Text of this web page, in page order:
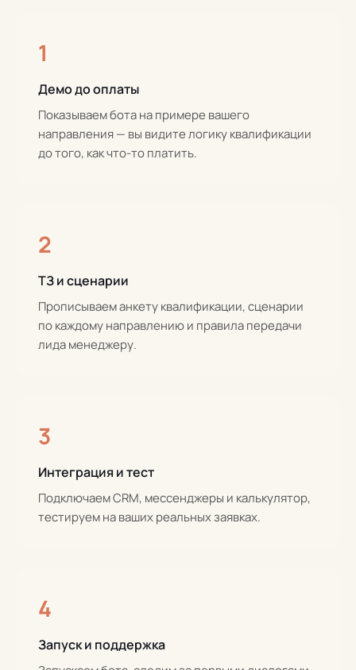
1
Демо до оплаты
Показываем бота на примере вашего
направления — вы видите логику квалификации
до того, как что-то платить.
2
ТЗ и сценарии
Прописываем анкету квалификации, сценарии
по каждому направлению и правила передачи
лида менеджеру.
3
Интеграция и тест
Подключаем CRM, мессенджеры и калькулятор,
тестируем на ваших реальных заявках.
4
Запуск и поддержка